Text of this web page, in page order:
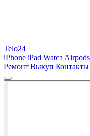
Telo24
iPhone iPad Watch Airpods
Ремонт Выкуп Контакты